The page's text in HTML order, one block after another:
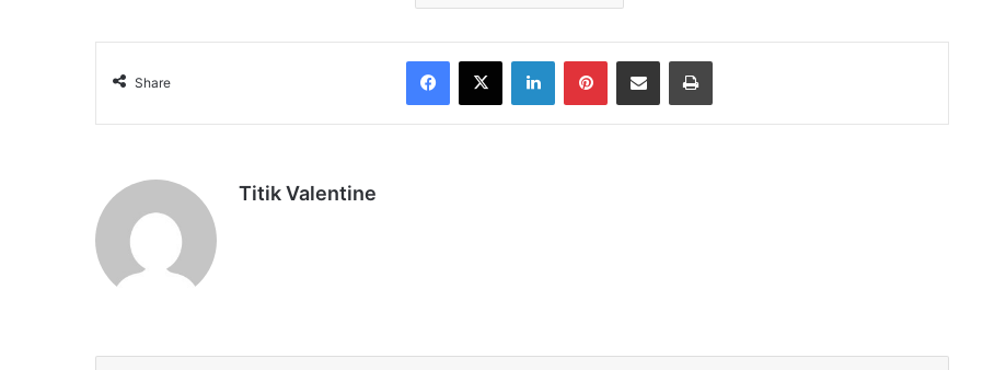
Share
Facebook
X LinkedInPinterestShare via Email Print
Titik Valentine